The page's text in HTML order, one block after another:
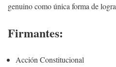
genuino como única forma de
Firmantes:
Acción Constitucional